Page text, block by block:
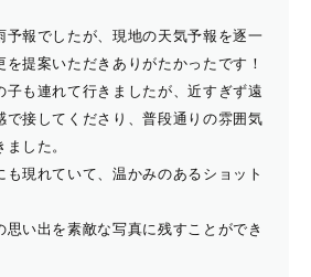
小学生の3人のママカメラマン。
〜成人、重症心身障がい児者病
予報でしたが、現地の天気予報を逐一
提案いただきありがたかったです！
子も連れて行きましたが、近すぎず遠
で接してくださり、普段通りの雰囲気
した。
現れていて、温かみのあるショット
い出を素敵な写真に残すことができ